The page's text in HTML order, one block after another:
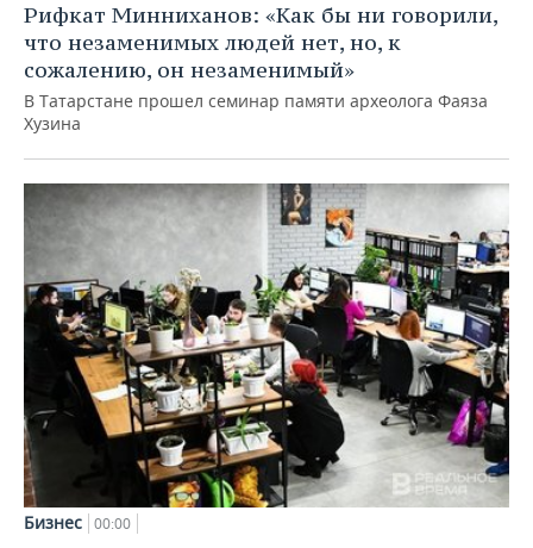
Рифкат Минниханов: «Как бы ни говорили,
что незаменимых людей нет, но, к
сожалению, он незаменимый»
В Татарстане прошел семинар памяти археолога Фаяза
Хузина
Бизнес 00:00